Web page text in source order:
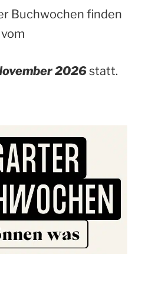
Buchwochen finden
vom
2026statt.